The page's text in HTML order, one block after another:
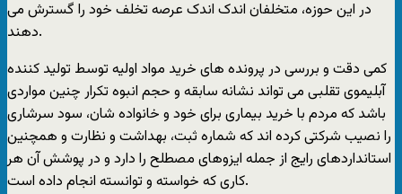
در این حوزه، متخلفان اندک اندک عرصه تخلف خود را گسترش می
دهند.
کمی دقت و بررسی در پرونده های خرید مواد اولیه توسط تولید کننده
آبلیموی تقلبی می تواند نشانه سابقه و حجم انبوه تکرار چنین مواردی
باشد که مردم با خرید بیماری برای خود و خانواده شان، سود سرشاری
را نصیب شرکتی کرده اند که شماره ثبت، بهداشت و نظارت و همچنین
استانداردهای رایج از جمله ایزوهای مصطلح را دارد و در پوشش آن هر
کاری که خواسته و توانسته انجام داده است.